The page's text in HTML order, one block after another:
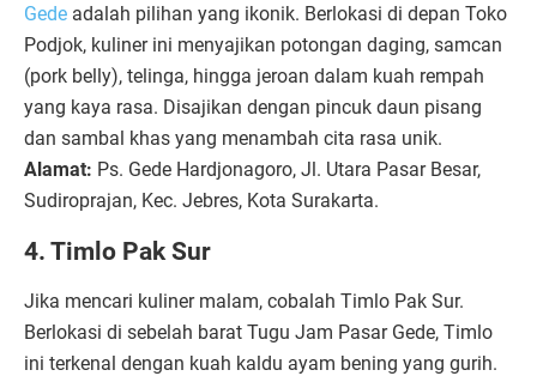
Gede adalah pilihan yang ikonik. Berlokasi di depan Toko
Podjok, kuliner ini menyajikan potongan daging, samcan
(pork belly), telinga, hingga jeroan dalam kuah rempah
yang kaya rasa. Disajikan dengan pincuk daun pisang
dan sambal khas yang menambah cita rasa unik.
Alamat: Ps. Gede Hardjonagoro, Jl. Utara Pasar Besar,
Sudiroprajan, Kec. Jebres, Kota Surakarta.
4. Timlo Pak Sur
Jika mencari kuliner malam, cobalah Timlo Pak Sur.
Berlokasi di sebelah barat Tugu Jam Pasar Gede, Timlo
ini terkenal dengan kuah kaldu ayam bening yang gurih.